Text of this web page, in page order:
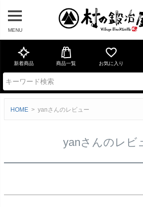
MENU
新着商品 商品一覧 お気に入り
HOME yanさんのレビュー
yanさんのレビ